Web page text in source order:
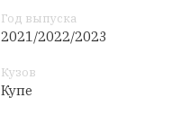
Год выпуска
2021/2022/2023
Кузов
Купе